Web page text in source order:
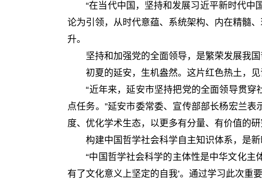
“在当代中国，坚持和发展习近平新时代中
论为引领，从时代意蕴、系统架构、内在精髓
升。
坚持和加强党的全面领导，是繁荣发展我国
初夏的延安，生机盎然。这片红色热土，见
“近年来，延安市坚持把党的全面领导贯穿
点任务。”延安市委常委、宣传部部长杨宏兰
度、优化学术生态，以更多有分量、有价值的研
构建中国哲学社会科学自主知识体系，是新
“中国哲学社会科学的主体性是中华文化主
有了文化意义上坚定的自我’。通过学习此次重